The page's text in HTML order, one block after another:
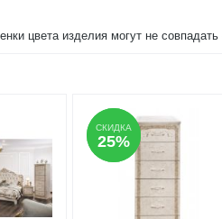
цвета изделия могут не
СКИДКА
25%
СКИДКА
25%